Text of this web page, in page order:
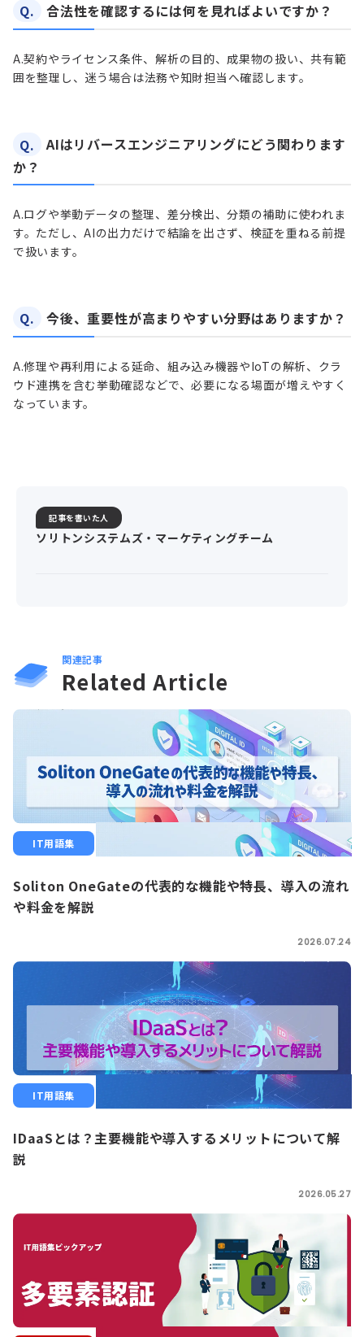
Q. 合法性を確認するには何を見ればよいですか？
A.契約やライセンス条件、解析の目的、成果物の扱い、共有範
囲を整理し、迷う場合は法務や知財担当へ確認します。
Q.
AIはリバースエンジニアリングにどう関わります
か？
A.ログや挙動データの整理、差分検出、分類の補助に使われま
す。ただし、AIの出力だけで結論を出さず、検証を重ねる前提
で扱います。
Q. 今後、重要性が高まりやすい分野はありますか？
A.修理や再利用による延命、組み込み機器やIoTの解析、クラ
ウド連携を含む挙動確認などで、必要になる場面が増えやすく
なっています。
記事を書いた人
ソリトンシステムズ・マーケティングチーム
関連記事
Related Article
IT用語集
Soliton OneGateの代表的な機能や特長、導入の流れ
や料金を解説
2026.07.24
IT用語集
IDaaSとは？主要機能や導入するメリットについて解
説
2026.05.27